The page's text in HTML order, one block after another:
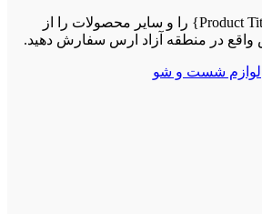
هم اکنون می توانید، {Product Title} را و سایر محصولات را از
در منطقه آزاد ارس سفارش دهید.
لوازم شست و شو